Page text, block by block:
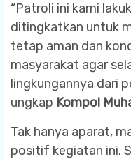
“Patroli ini kami
ditingkatkan untuk
tetap aman dan
masyarakat agar
lingkungannya dari
ungkap Kompol
Tak hanya aparat,
positif kegiatan ini.